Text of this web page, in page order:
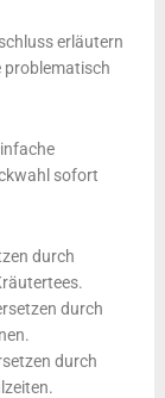
erläutern
problematisch
sofort
durch
durch
durch